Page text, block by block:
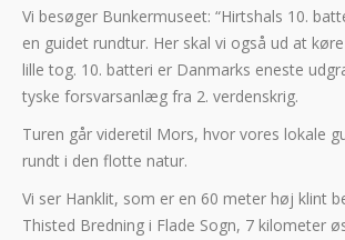
Vi besøger Bunkermuseet: “Hirtshals 10.
en guidet rundtur. Her skal vi også ud at
lille tog. 10. batteri er Danmarks eneste
tyske forsvarsanlæg fra 2. verdenskrig.
Turen går videretil Mors, hvor vores lokale
rundt i den flotte natur.
Vi ser Hanklit, som er en 60 meter høj klint
Thisted Bredning i Flade Sogn, 7 kilometer